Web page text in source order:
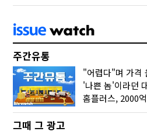
주간유통
홈플러스, 2000
그때 그 광고